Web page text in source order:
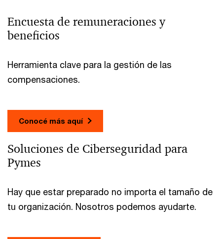
Encuesta de remuneraciones y
beneficios
Herramienta clave para la gestión de las
compensaciones.
Conocé más aquí
Soluciones de Ciberseguridad para
Pymes
Hay que estar preparado no importa el tamaño de
tu organización. Nosotros podemos ayudarte.